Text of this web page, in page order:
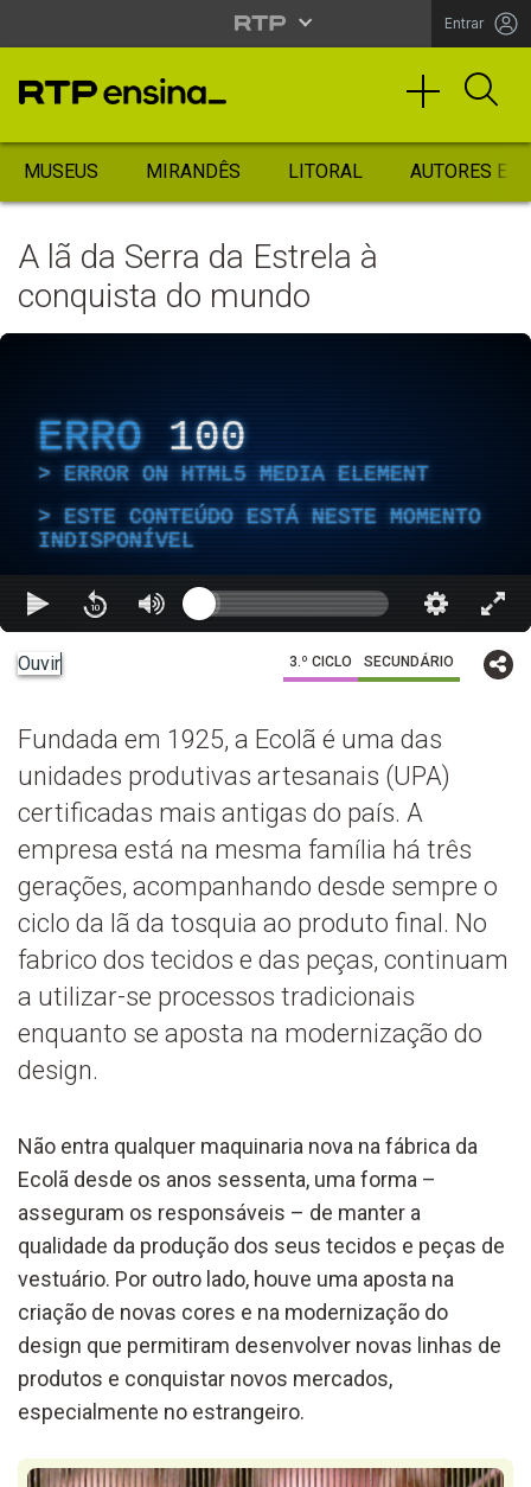
Entrar
MUSEUS MIRANDÊS LITORAL AUTORES
A lã da Serra da Estrela à
conquista do mundo
ERRO 100
ERROR ON HTML5 MEDIA ELEMENT
ESTE CONTEÚDO ESTÁ NESTE MOMENTO
INDISPONÍVEL
Ouvir 3.º CICLO SECUNDÁRIO
Fundada em 1925, a Ecolã é uma das
unidades produtivas artesanais (UPA)
certificadas mais antigas do país. A
empresa está na mesma família há três
gerações, acompanhando desde sempre o
ciclo da lã da tosquia ao produto final. No
fabrico dos tecidos e das peças, continuam
a utilizar-se processos tradicionais
enquanto se aposta na modernização do
design.
Não entra qualquer maquinaria nova na fábrica da
Ecolã desde os anos sessenta, uma forma –
asseguram os responsáveis – de manter a
qualidade da produção dos seus tecidos e peças de
vestuário. Por outro lado, houve uma aposta na
criação de novas cores e na modernização do
design que permitiram desenvolver novas linhas de
produtos e conquistar novos mercados,
especialmente no estrangeiro.